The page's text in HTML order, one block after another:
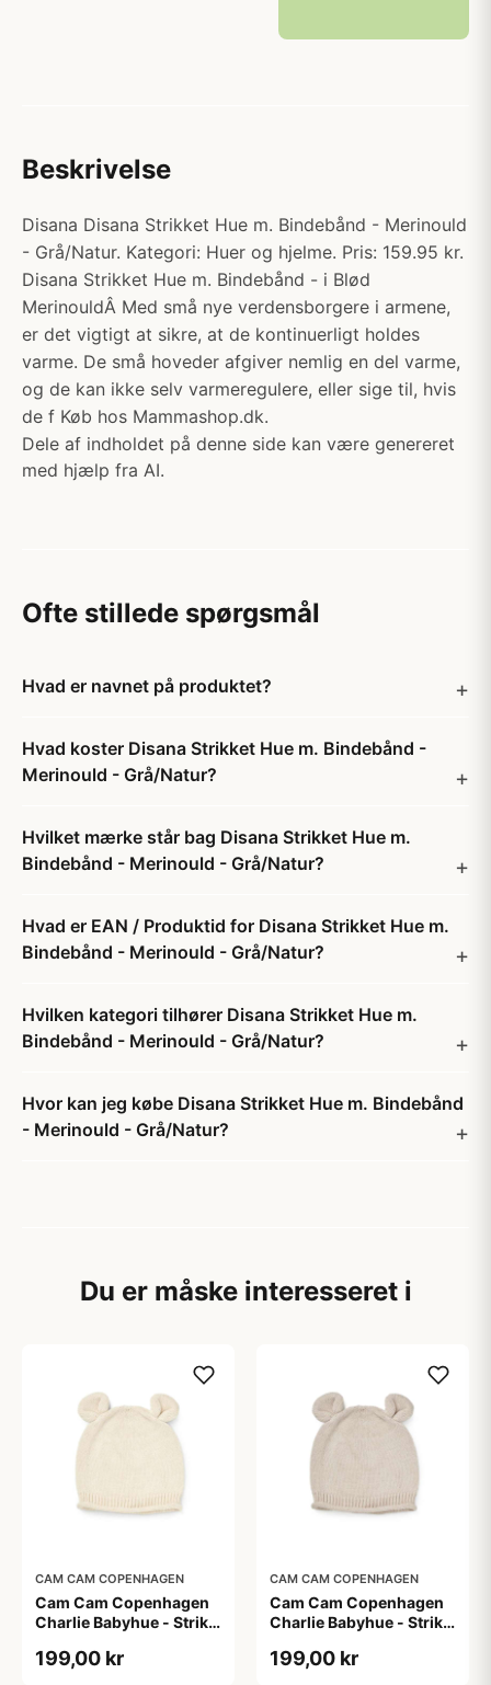
Beskrivelse
Disana Disana Strikket Hue m. Bindebånd - Merinould
- Grå/Natur. Kategori: Huer og hjelme. Pris: 159.95 kr.
Disana Strikket Hue m. Bindebånd - i Blød
MerinouldÂ Med små nye verdensborgere i armene,
er det vigtigt at sikre, at de kontinuerligt holdes
varme. De små hoveder afgiver nemlig en del varme,
og de kan ikke selv varmeregulere, eller sige til, hvis
de f Køb hos Mammashop.dk.
Dele af indholdet på denne side kan være genereret
med hjælp fra AI.
Ofte stillede spørgsmål
Hvad er navnet på produktet?
Hvad koster Disana Strikket Hue m. Bindebånd -
Merinould - Grå/Natur?
Hvilket mærke står bag Disana Strikket Hue m.
Bindebånd - Merinould - Grå/Natur?
Hvad er EAN / Produktid for Disana Strikket Hue m.
Bindebånd - Merinould - Grå/Natur?
Hvilken kategori tilhører Disana Strikket Hue m.
Bindebånd - Merinould - Grå/Natur?
Hvor kan jeg købe Disana Strikket Hue m. Bindebånd
- Merinould - Grå/Natur?
Du er måske interesseret i
CAM CAM COPENHAGEN
Cam Cam Copenhagen
Charlie Babyhue - Strik -
199,00 kr
CAM CAM COPENHAGEN
Cam Cam Copenhagen
Charlie Babyhue - Strik -
199,00 kr